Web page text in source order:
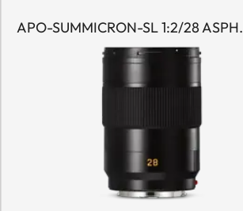
APO-SUMMICRON-SL 1:2/28 ASPH.